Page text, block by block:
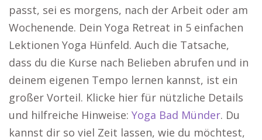
passt, sei es morgens, nach der Arbeit oder am
Wochenende. Dein Yoga Retreat in 5 einfachen
Lektionen Yoga Hünfeld. Auch die Tatsache,
dass du die Kurse nach Belieben abrufen und in
deinem eigenen Tempo lernen kannst, ist ein
großer Vorteil. Klicke hier für nützliche Details
und hilfreiche Hinweise: Yoga Bad Münder. Du
kannst dir so viel Zeit lassen, wie du möchtest,